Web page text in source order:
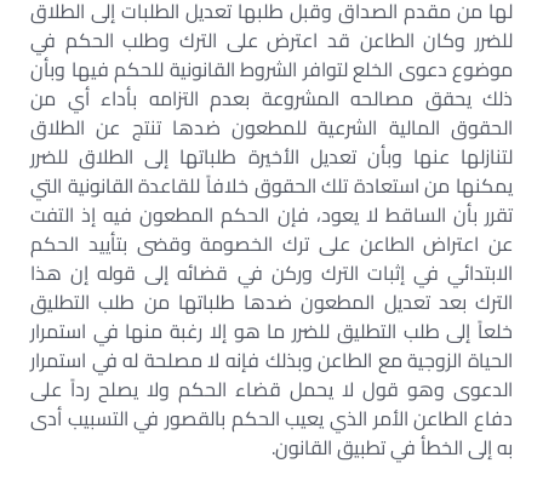
لها من مقدم الصداق وقبل طلبها تعديل الطلبات إلى الطلاق
للضرر وكان الطاعن قد اعترض على الترك وطلب الحكم في
موضوع دعوى الخلع لتوافر الشروط القانونية للحكم فيها وبأن
ذلك يحقق مصالحه المشروعة بعدم التزامه بأداء أي من
الحقوق المالية الشرعية للمطعون ضدها تنتج عن الطلاق
لتنازلها عنها وبأن تعديل الأخيرة طلباتها إلى الطلاق للضرر
يمكنها من استعادة تلك الحقوق خلافاً للقاعدة القانونية التي
تقرر بأن الساقط لا يعود، فإن الحكم المطعون فيه إذ التفت
عن اعتراض الطاعن على ترك الخصومة وقضى بتأييد الحكم
الابتدائي في إثبات الترك وركن في قضائه إلى قوله إن هذا
الترك بعد تعديل المطعون ضدها طلباتها من طلب التطليق
خلعاً إلى طلب التطليق للضرر ما هو إلا رغبة منها في استمرار
الحياة الزوجية مع الطاعن وبذلك فإنه لا مصلحة له في استمرار
الدعوى وهو قول لا يحمل قضاء الحكم ولا يصلح رداً على
دفاع الطاعن الأمر الذي يعيب الحكم بالقصور في التسبيب أدى
به إلى الخطأ في تطبيق القانون.